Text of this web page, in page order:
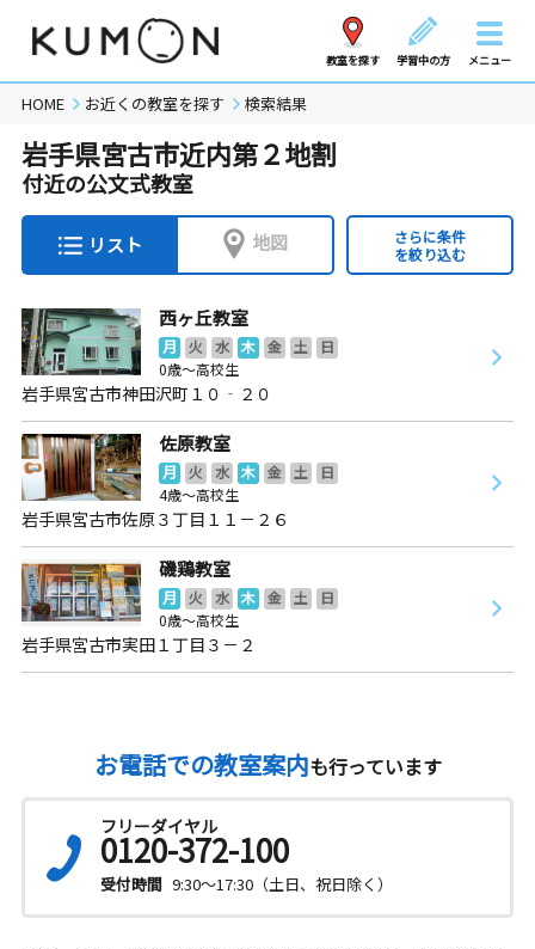
教室を探す 学習中の方 メニュー
HOME お近くの教室を探す 検索結果
岩手県宮古市近内第２地割
付近の公文式教室
リスト 地図
さらに条件
を絞り込む
西ヶ丘教室
月 火 水 木 金 土
日
0歳～高校生
岩手県宮古市神田沢町１０‐２０
佐原教室
月 火 水 木 金 土
日
4歳～高校生
岩手県宮古市佐原３丁目１１－２６
磯鶏教室
月 火 水 木 金 土
日
0歳～高校生
岩手県宮古市実田１丁目３－２
お電話での教室案内も行っています
フリーダイヤル
0120-372-100
受付時間 9:30～17:30（土日、祝日除く）